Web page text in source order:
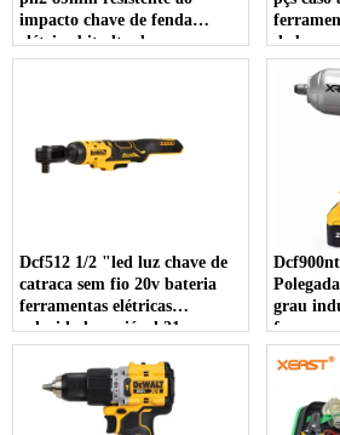
impacto chave de fenda
elétrica bit alta dureza
dwa3ph21rb com tipo cabeça
de
bits de
para
Dcf512 1/2 "led luz chave de
catraca sem fio 20v bateria
ferramentas elétricas
velocidade variável 21v
avaliado chave de energia sem
escova
grau
avaliado